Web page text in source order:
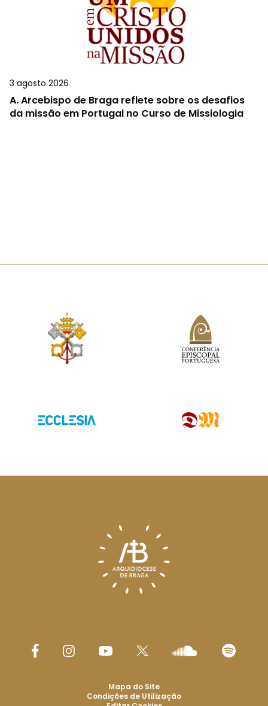
3 agosto 2026
A.Arcebispo de Braga reflete sobre os desafios
da missão em Portugal no Curso de Missiologia
Mapa do Site
Condições de Utilização